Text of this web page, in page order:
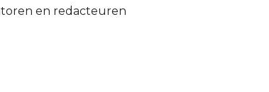
en redacteuren